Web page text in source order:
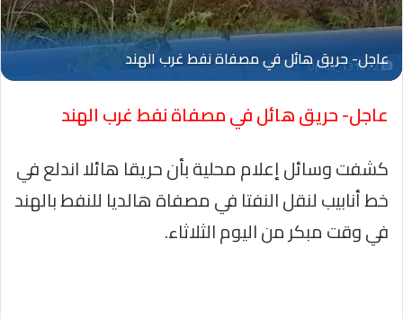
Oplus_131072
عاجل- حريق هائل في مصفاة نفط غرب الهند
كشفت وسائل إعلام محلية بأن حريقا هائلا اندلع في
خط أنابيب لنقل النفتا في مصفاة هالديا للنفط بالهند
في وقت مبكر من اليوم الثلاثاء.